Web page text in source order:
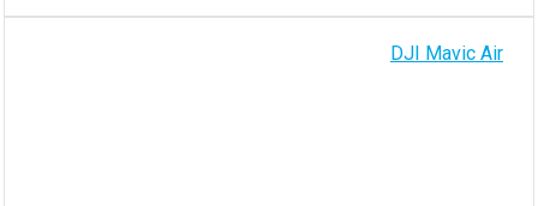
DJI Mavic Air